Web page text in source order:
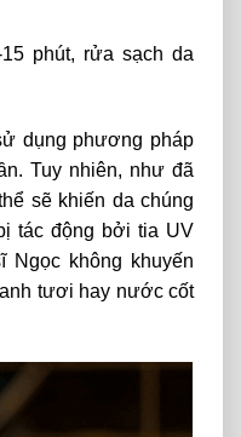
phút, rửa sạch da
dụng phương pháp
Tuy nhiên, như đã
sẽ khiến da chúng
tác động bởi tia UV
Ngọc không khuyến
tươi hay nước cốt